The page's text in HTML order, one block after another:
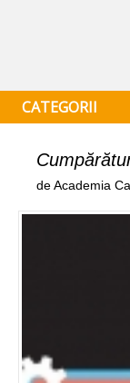
CATEGORII
de Academia